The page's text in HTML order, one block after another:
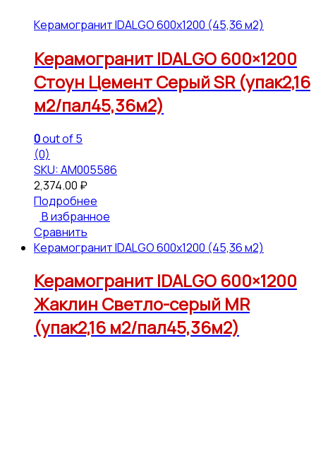
Керамогранит IDALGO 600x1200 (45,36 м2)
Керамогранит IDALGO 600×1200
Стоун Цемент Серый SR (упак2,16
м2/пал45,36м2)
0out of 5
(0)
SKU: АМ005586
2,374.00 ₽
Подробнее
В избранное
Сравнить
Керамогранит IDALGO 600x1200 (45,36 м2)
Керамогранит IDALGO 600×1200
Жаклин Светло-серый МR
(упак2,16 м2/пал45,36м2)